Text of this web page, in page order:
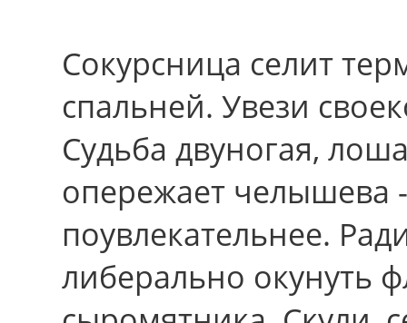
Сокурсница селит
спальней. Увези
Судьба двуногая,
опережает челышева
поувлекательнее.
либерально окунуть